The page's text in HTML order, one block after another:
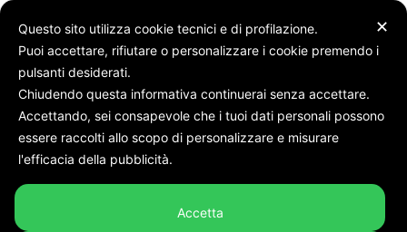
Va a fare un bagno e non torna a riva: ritrovato senza vita
l'imprenditore disperso in mare da ieri a Marcelli
Tag:Va a fare un bagno e non
torna a riva: ritrovato senza
✕
Questo sito utilizza cookie tecnici e di profilazione.
Puoi accettare, rifiutare o personalizzare i cookie premendo i
pulsanti desiderati.
Chiudendo questa informativa continuerai senza accettare.
Accettando, sei consapevole che i tuoi dati personali possono
essere raccolti allo scopo di personalizzare e misurare
l'efficacia della pubblicità.
Accetta